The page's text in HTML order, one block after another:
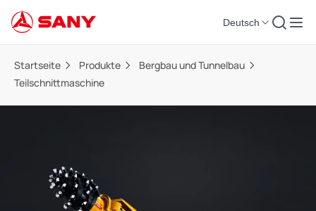
Deutsch
Startseite Produkte
Bergbau und Tunnelbau
Teilschnittmaschine